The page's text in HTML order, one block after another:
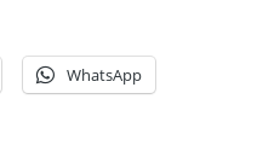
WhatsApp